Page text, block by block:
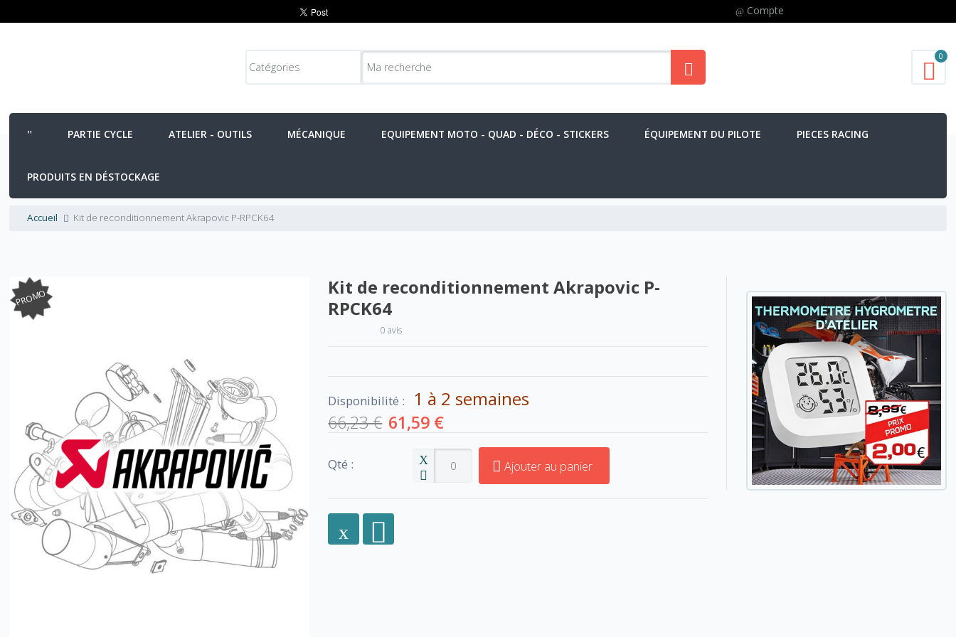
Compte
0
PARTIE CYCLE ATELIER - OUTILS MÉCANIQUE EQUIPEMENT MOTO - QUAD - DÉCO - STICKERS ÉQUIPEMENT DU PILOTE PIECES RACING
PRODUITS EN DÉSTOCKAGE
Accueil Kit de reconditionnement Akrapovic P-RPCK64
PROMO
Kit de reconditionnement Akrapovic P-
RPCK64
0 avis
Disponibilité : 1 à 2 semaines
66,23 € 61,59 €
Qté : Ajouter au panier